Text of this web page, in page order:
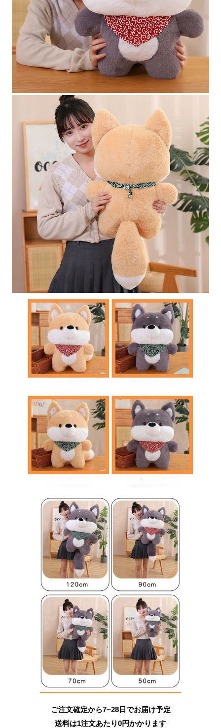
ご注文確定から7~28日でお届け予定
送料は1注文あたり0円かかります